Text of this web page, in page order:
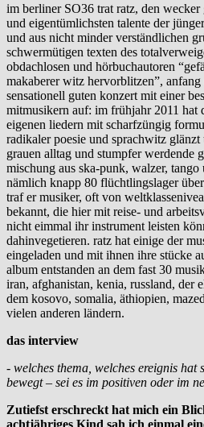
im berliner SO36 trat ratz, den wecker
und eigentümlichsten talente der
und aus nicht minder verständlichen
schwermütigen texten des
obdachlosen und hörbuchautoren
makaberer witz hervorblitzen”,
sensationell guten konzert mit einer
mitmusikern auf: im frühjahr 2011 hat
eigenen liedern mit scharfzüngig
radikaler poesie und sprachwitz glänzt
grauen alltag und stumpfer werdende
mischung aus ska-punk, walzer,
nämlich knapp 80 flüchtlingslager
traf er musiker, oft von
bekannt, die hier mit reise- und
nicht eimmal ihr instrument leisten
dahinvegetieren. ratz hat einige der
eingeladen und mit ihnen ihre stücke
album entstanden an dem fast 30
iran, afghanistan, kenia, russland, der
dem kosovo, somalia, äthiopien,
vielen anderen ländern.
das interview
- welches thema, welches ereignis hat
bewegt – sei es im positiven oder im
Zutiefst erschreckt hat mich ein
achtjähriges Kind sah ich einmal